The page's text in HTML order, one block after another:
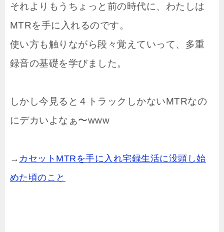
それよりもうちょっと前の時代に、わたしは
MTRを手に入れるのです。
使い方も触りながら段々覚えていって、多重
録音の基礎を学びました。
しかし今見ると４トラックしかないMTRなの
にデカいよなぁ〜www
→ カセットMTRを手に入れ宅録生活に没頭し始
めた頃のこと